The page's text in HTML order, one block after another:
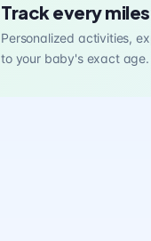
Track every
Personalized activities,
to your baby's exact age.